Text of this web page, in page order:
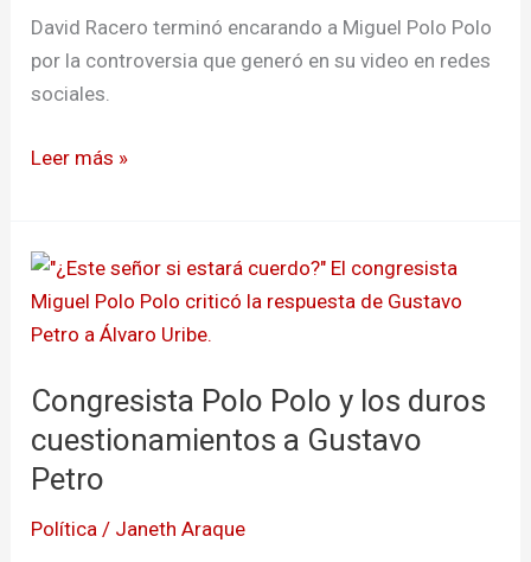
David Racero terminó encarando a Miguel Polo Polo
por la controversia que generó en su video en redes
sociales.
encararon
en
la
Leer más »
Congresista Polo Polo y los duros
cuestionamientos a Gustavo
Petro
Política / Janeth Araque
Congresista
Polo
Polo
los
duros
cuestionamientos
Gustavo